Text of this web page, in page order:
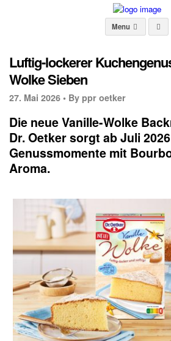
Menu
Luftig-lockerer
Wolke Sieben
27. Mai 2026 • By ppr oetker
Die neue Vanille-Wolke
Dr. Oetker sorgt ab Juli
Genussmomente mit
Aroma.